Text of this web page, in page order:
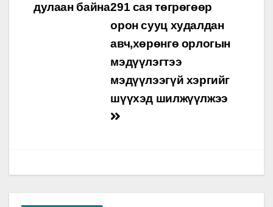
291 сая төгрөгөөр
орон сууц худалдан
авч,хөрөнгө орлогын
мэдүүлэгтээ
мэдүүлээгүй хэргийг
шүүхэд шилжүүлжээ
дулаан байна